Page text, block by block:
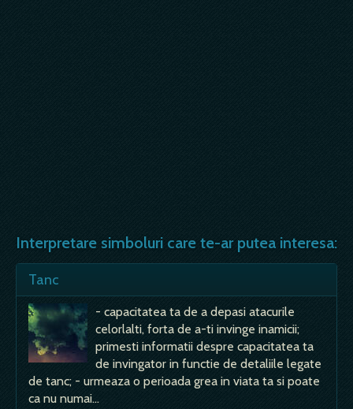
Interpretare simboluri care te-ar putea interesa:
Tanc
- capacitatea ta de a depasi atacurile
celorlalti, forta de a-ti invinge inamicii;
primesti informatii despre capacitatea ta
de invingator in functie de detaliile legate
de tanc; - urmeaza o perioada grea in viata ta si poate
ca nu numai…